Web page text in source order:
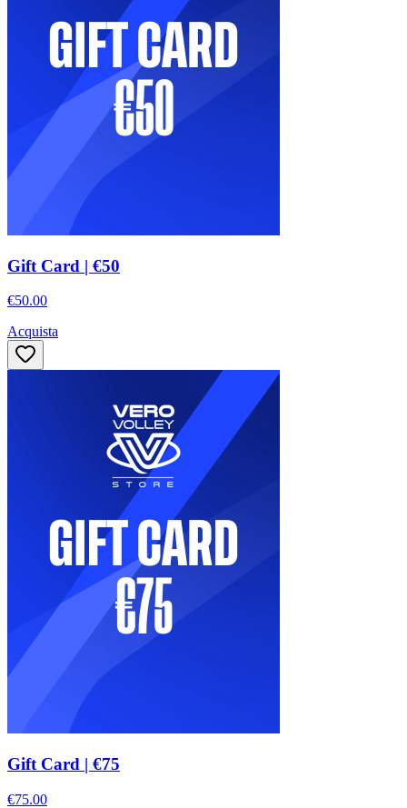
Gift Card | €50
€50.00
Acquista
Gift Card | €75
€75.00